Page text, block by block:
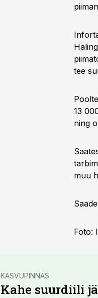
tee
13
ning
muu
Foto:
KASVUPINNAS
Kahe suurdiili